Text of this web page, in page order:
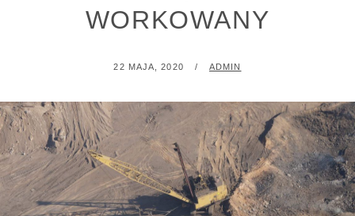
WORKOWANY
POSTED
22 MAJA, 2020 BY
ADMIN